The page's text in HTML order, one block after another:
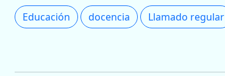
Educación docencia Llamado regular